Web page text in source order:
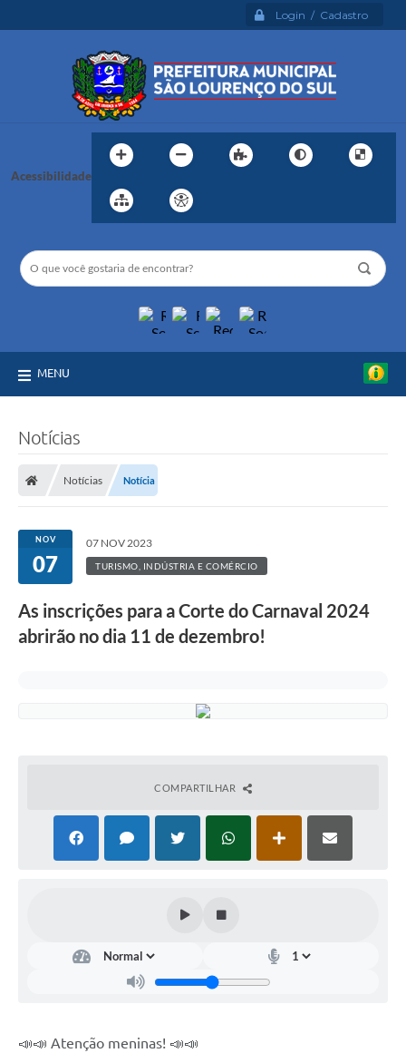
Login / Cadastro
Acessibilidade
MENU
Notícias
Notícias Notícia
NOV
07
07 NOV 2023
TURISMO, INDÚSTRIA E COMÉRCIO
As inscrições para a Corte do Carnaval 2024
abrirão no dia 11 de dezembro!
COMPARTILHAR
📣📣 Atenção meninas! 📣📣